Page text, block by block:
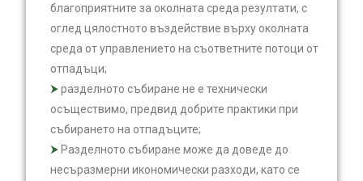
благоприятните за околната среда резултати, с
оглед цялостното въздействие върху околната
среда от управлението на съответните потоци от
отпадъци;
разделното събиране не е технически
осъществимо, предвид добрите практики при
събирането на отпадъците;
Разделното събиране може да доведе до
несъразмерни икономически разходи, като се